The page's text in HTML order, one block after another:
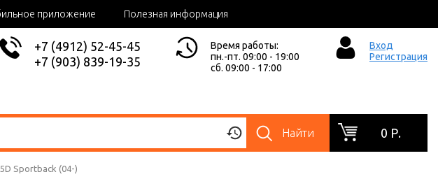
приложение Полезная информация
+7 (4912) 52-45-45
+7 (903) 839-19-35
Время работы:
пн.-пт. 09:00 - 19:00
сб. 09:00 - 17:00
Вход
Регистрация
Найти 0 Р.
Sportback (04-)